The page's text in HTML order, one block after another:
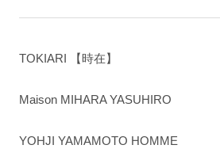
TOKIARI 【時在】
Maison MIHARA YASUHIRO
YOHJI YAMAMOTO HOMME